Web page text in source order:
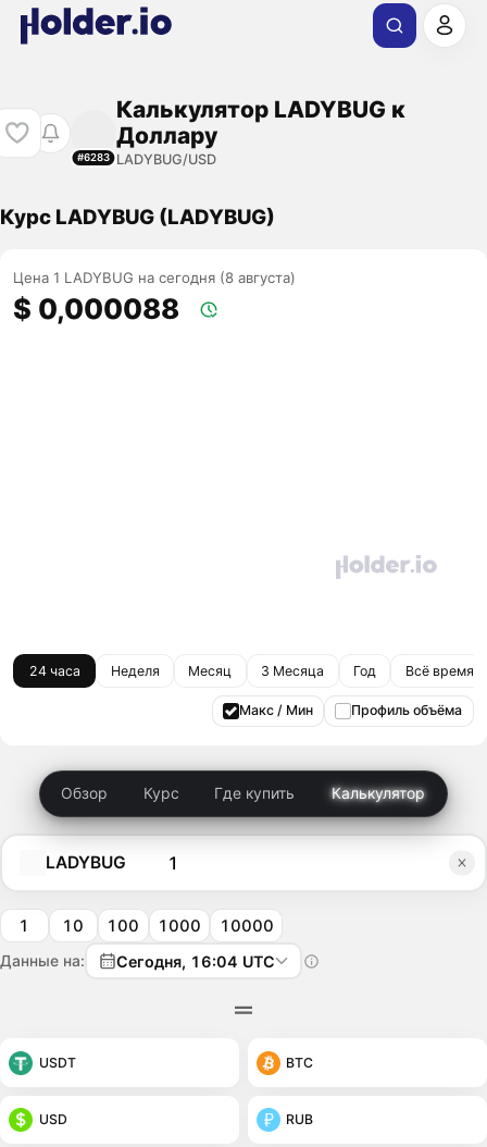
#6283
Калькулятор LADYBUG к
Доллару
LADYBUG/USD
Курс LADYBUG (LADYBUG)
Цена 1 LADYBUG на сегодня (8 августа)
$ 0,000088
24 часа Неделя Месяц 3 Месяца Год Всё время
Макс / Мин Профиль объёма
Обзор Курс Где купить Калькулятор
LADYBUG
1 10 100 1000 10000
Данные на: Сегодня, 16:04 UTC
USDT BTC
USD RUB